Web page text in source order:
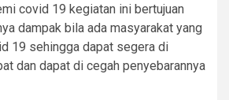
covid 19 kegiatan ini bertujuan
dampak bila ada masyarakat yang
19 sehingga dapat segera di
dan dapat di cegah penyebarannya